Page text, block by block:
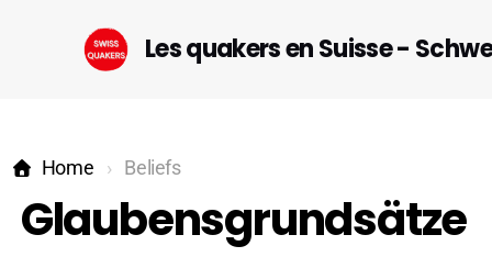
Les quakers en Suisse -
Home Beliefs
Glaubensgrundsätze
Startseite (DE)